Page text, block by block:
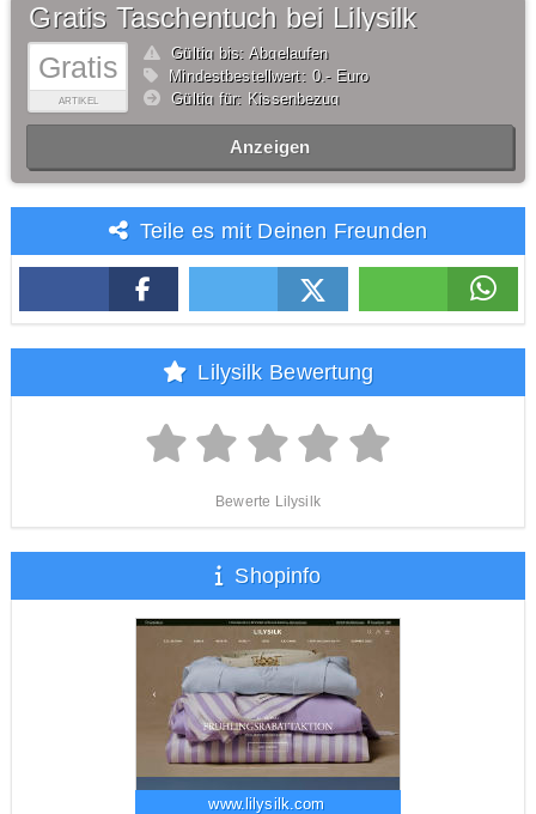
Gratis
ARTIKEL
Gratis Taschentuch bei Lilysilk
Gültig bis: Abgelaufen
Mindestbestellwert: 0,- Euro
Gültig für: Kissenbezug
Anzeigen
Teile es mit Deinen Freunden
Lilysilk Bewertung
Bewerte Lilysilk
Shopinfo
www.lilysilk.com